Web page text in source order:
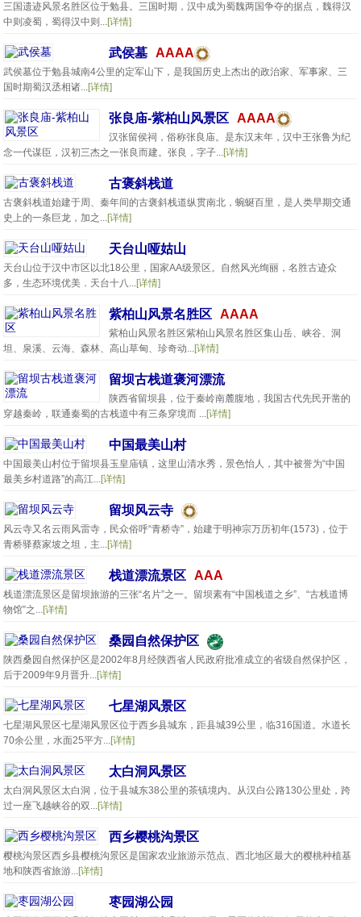
三国遗迹风景名胜区位于勉县。三国时期，汉中成为蜀魏两国争夺的据点，魏得汉
中则凌蜀，蜀得汉中则...[详情]
武侯墓 AAAA
武侯墓位于勉县城南4公里的定军山下，是我国历史上杰出的政治家、军事家、三
国时期蜀汉丞相诸...[详情]
张良庙-紫柏山风景区 AAAA
汉张留侯祠，俗称张良庙。是东汉末年，汉中王张鲁为纪
念一代谋臣，汉初三杰之一张良而建。张良，字子...[详情]
古褒斜栈道
古褒斜栈道始建于周、秦年间的古褒斜栈道纵贯南北，蜿蜒百里，是人类早期交通
史上的一条巨龙，加之...[详情]
天台山哑姑山
天台山位于汉中市区以北18公里，国家AA级景区。自然风光绚丽，名胜古迹众
多，生态环境优美．天台十八...[详情]
紫柏山风景名胜区 AAAA
紫柏山风景名胜区紫柏山风景名胜区集山岳、峡谷、洞
坦、泉溪、云海、森林、高山草甸、珍奇动...[详情]
留坝古栈道褒河漂流
陕西省留坝县，位于秦岭南麓腹地，我国古代先民开凿的
穿越秦岭，联通秦蜀的古栈道中有三条穿境而 ...[详情]
中国最美山村
中国最美山村位于留坝县玉皇庙镇，这里山清水秀，景色怡人，其中被誉为“中国
最美乡村道路”的高江...[详情]
留坝风云寺
风云寺又名云雨风雷寺，民众俗呼“青桥寺”，始建于明神宗万历初年(1573)，位于
青桥驿蔡家坡之坦，主...[详情]
栈道漂流景区 AAA
栈道漂流景区是留坝旅游的三张“名片”之一。留坝素有“中国栈道之乡”、“古栈道博
物馆”之...[详情]
桑园自然保护区
陕西桑园自然保护区是2002年8月经陕西省人民政府批准成立的省级自然保护区，
后于2009年9月晋升...[详情]
七星湖风景区
七星湖风景区七星湖风景区位于西乡县城东，距县城39公里，临316国道。水道长
70余公里，水面25平方...[详情]
太白洞风景区
太白洞风景区太白洞，位于县城东38公里的茶镇境内。从汉白公路130公里处，跨
过一座飞越峡谷的双...[详情]
西乡樱桃沟景区
樱桃沟景区西乡县樱桃沟景区是国家农业旅游示范点、西北地区最大的樱桃种植基
地和陕西省旅游...[详情]
枣园湖公园